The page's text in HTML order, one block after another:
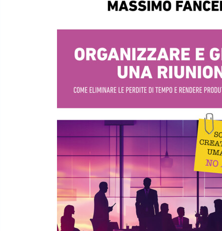
LIBRO / E-BOOK
Organizzare e gestire una
riunione
Include 5 schede operative